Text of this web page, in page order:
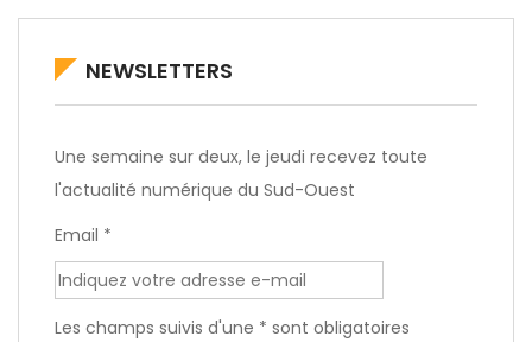
NEWSLETTERS
Une semaine sur deux, le jeudi recevez toute
l'actualité numérique du Sud-Ouest
Email *
Les champs suivis d'une * sont obligatoires